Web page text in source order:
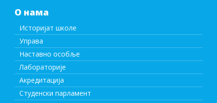
О нама
Историјат школе
Управа
Наставно особље
Лабораторије
Акредитација
Студенски парламент